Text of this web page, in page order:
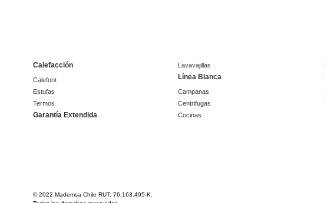
Calefacción
Calefont
Estufas
Termos
Garantía Extendida
Lavavajillas
Línea Blanca
Campanas
Centrifugas
Cocinas
© 2022 Mademsa Chile RUT: 76.163.495-K.